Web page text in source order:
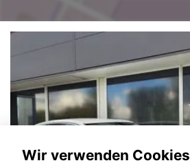
Wir verwenden Cookies